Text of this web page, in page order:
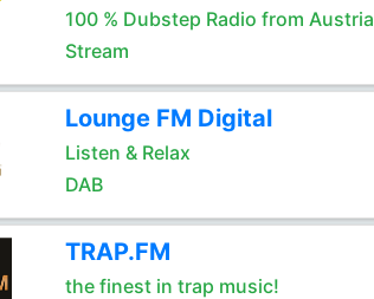
100 % Dubstep Radio from Austria
Stream
Lounge FM Digital
Listen & Relax
DAB
TRAP.FM
the finest in trap music!